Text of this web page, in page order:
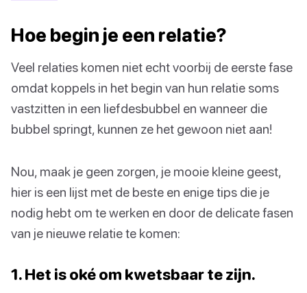
Hoe begin je een relatie?
Veel relaties komen niet echt voorbij de eerste fase
omdat koppels in het begin van hun relatie soms
vastzitten in een liefdesbubbel en wanneer die
bubbel springt, kunnen ze het gewoon niet aan!
Nou, maak je geen zorgen, je mooie kleine geest,
hier is een lijst met de beste en enige tips die je
nodig hebt om te werken en door de delicate fasen
van je nieuwe relatie te komen:
1. Het is oké om kwetsbaar te zijn.